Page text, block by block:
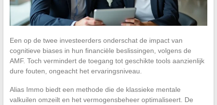
Een op de twee investeerders onderschat de impact van
cognitieve biases in hun financiële beslissingen, volgens de
AMF. Toch vermindert de toegang tot geschikte tools aanzienlijk
dure fouten, ongeacht het ervaringsniveau.
Alias Immo biedt een methode die de klassieke mentale
valkuilen omzeilt en het vermogensbeheer optimaliseert. De